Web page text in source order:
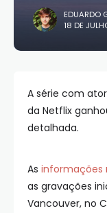
EDUARDO
18 DE
A série com
da Netflix
detalhada.
As informações
as gravações
Vancouver, no